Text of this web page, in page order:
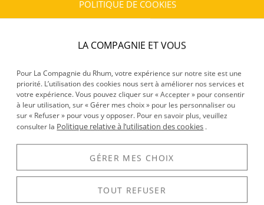
CARACTÉRISTIQUES DU PRODUIT
Martinique
Degré :50.9°
Edition :Limitée
Voir tous les produits : A 1710
POLITIQUE DE COOKIES
LA COMPAGNIE ET VOUS
Pour La Compagnie du Rhum, votre expérience sur notre site est une
priorité. L’utilisation des cookies nous sert à améliorer nos services et
votre expérience. Vous pouvez cliquer sur « Accepter » pour consentir
à leur utilisation, sur « Gérer mes choix » pour les personnaliser ou
sur « Refuser » pour vous y opposer. Pour en savoir plus, veuillez
consulter la Politique relative à l’utilisation des cookies .
GÉRER MES CHOIX
TOUT REFUSER